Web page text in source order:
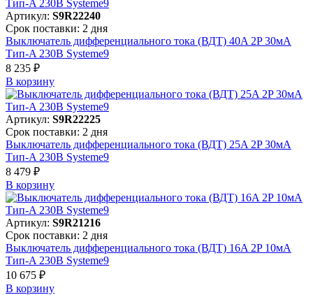
Артикул: S9R22240
Срок поставки: 2 дня
Выключатель дифференциального тока (ВДТ) 40A 2P 30мА
Тип-A 230В Systeme9
8 235 ₽
В корзинy
Артикул: S9R22225
Срок поставки: 2 дня
Выключатель дифференциального тока (ВДТ) 25A 2P 30мА
Тип-A 230В Systeme9
8 479 ₽
В корзинy
Артикул: S9R21216
Срок поставки: 2 дня
Выключатель дифференциального тока (ВДТ) 16A 2P 10мА
Тип-A 230В Systeme9
10 675 ₽
В корзинy